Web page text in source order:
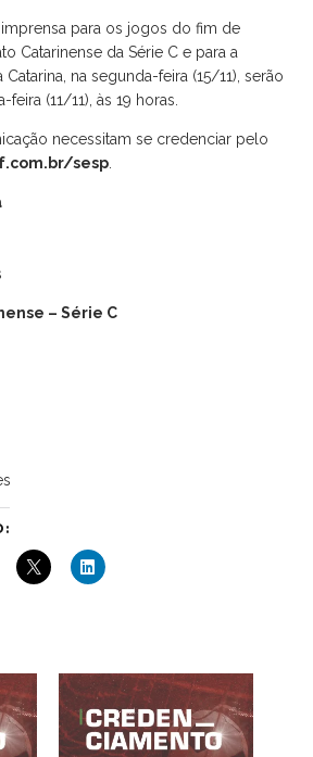
para os jogos do fim de
Catarinense da Série C e para a
na segunda-feira (15/11), serão
(11/11), às 19 horas.
necessitam se credenciar pelo
sesp
– Série C